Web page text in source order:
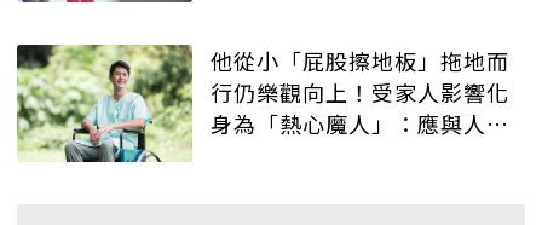
他從小「屁股擦地板」拖地而
行仍樂觀向上！受家人影響化
身為「熱心魔人」：應與人多